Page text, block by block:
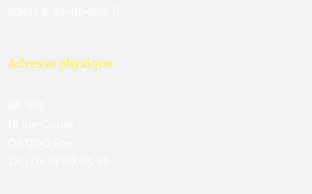
Adresse physique